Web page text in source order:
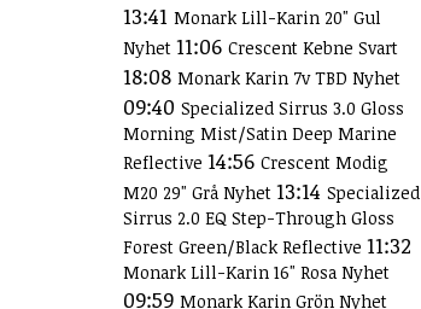
13:41 Monark Lill-Karin 20" Gul
Nyhet 11:06 Crescent Kebne Svart
18:08 Monark Karin 7v TBD Nyhet
09:40 Specialized Sirrus 3.0 Gloss
Morning Mist/Satin Deep Marine
Reflective 14:56 Crescent Modig
M20 29" Grå Nyhet 13:14 Specialized
Sirrus 2.0 EQ Step-Through Gloss
Forest Green/Black Reflective 11:32
Monark Lill-Karin 16" Rosa Nyhet
09:59 Monark Karin Grön Nyhet